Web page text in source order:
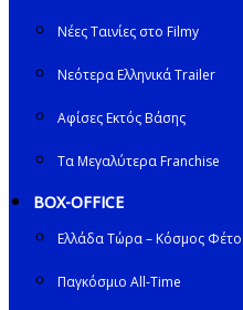
Νέες Ταινίες στο Filmy
Νεότερα Ελληνικά Trailer
Αφίσες Εκτός Βάσης
Τα Μεγαλύτερα Franchise
BOX-OFFICE
Ελλάδα Τώρα – Κόσμος
Παγκόσμιο All-Time